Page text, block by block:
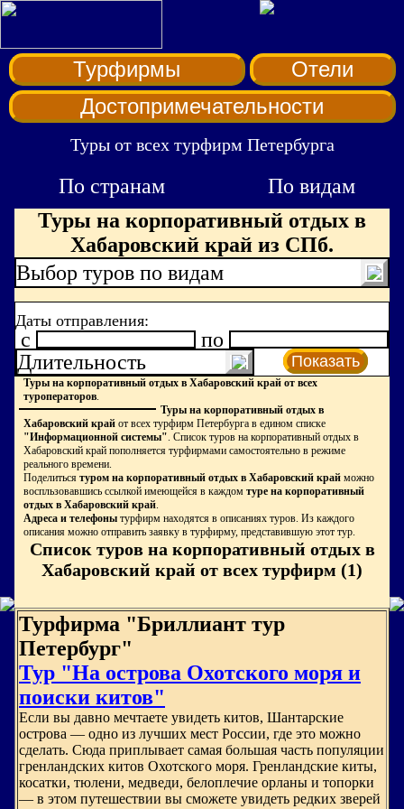
Турфирмы
Отели
Достопримечательности
Туры от всех турфирм Петербурга
По странам
По видам
Туры на корпоративный отдых в
Хабаровский край из СПб.
Выбор туров по видам
Даты отправления:
c
по
Длительность
Показать
Туры на корпоративный отдых в Хабаровский край от всех
туроператоров.
Туры на корпоративный отдых в
Хабаровский край от всех турфирм Петербурга в едином списке
"Информационной системы". Список туров на корпоративный отдых в
Хабаровский край пополняется турфирмами самостоятельно в режиме
реального времени.
Поделиться туром на корпоративный отдых в Хабаровский край можно
воспльзовавшись ссылкой имеющейся в каждом туре на корпоративный
отдых в Хабаровский край.
Адреса и телефоны турфирм находятся в описаниях туров. Из каждого
описания можно отправить заявку в турфирму, представившую этот тур.
Список туров на корпоративный отдых в
Хабаровский край от всех турфирм (1)
Турфирма "Бриллиант тур
Петербург"
Тур "На острова Охотского моря и
поиски китов"
Если вы давно мечтаете увидеть китов, Шантарские
острова — одно из лучших мест России, где это можно
сделать. Сюда приплывает самая большая часть популяции
гренландских китов Охотского моря. Гренландские киты,
косатки, тюлени, медведи, белоплечие орланы и топорки
— в этом путешествии вы сможете увидеть редких зверей